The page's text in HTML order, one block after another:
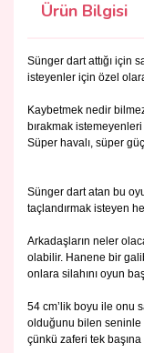
Ürün Bilgisi
Sünger dart attığı için
isteyenler için özel
Kaybetmek nedir
bırakmak
Süper havalı, süper
Sünger dart atan bu
taçlandırmak isteyen
Arkadaşların neler
olabilir. Hanene bir
onlara silahını oyun
54 cm’lik boyu ile onu
olduğunu bilen seninle
çünkü zaferi tek